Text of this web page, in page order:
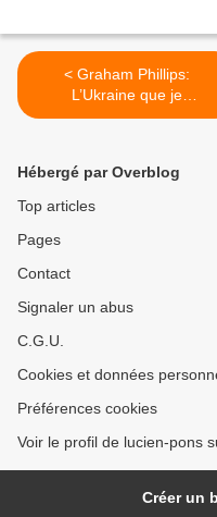
< Graham Phillips:
L’Ukraine que je
connaissais est morte à
Hébergé par Overblog
Top articles
Pages
Contact
Signaler un abus
C.G.U.
Cookies et données
Préférences cookies
Voir le profil de lucien-pons
Créer un